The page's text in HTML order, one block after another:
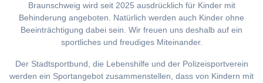
Braunschweig wird seit 2025 ausdrücklich für Kinder mit
Behinderung angeboten. Natürlich werden auch Kinder ohne
Beeinträchtigung dabei sein. Wir freuen uns deshalb auf ein
sportliches und freudiges Miteinander.
Der Stadtsportbund, die Lebenshilfe und der Polizeisportverein
werden ein Sportangebot zusammenstellen, dass von Kindern mit